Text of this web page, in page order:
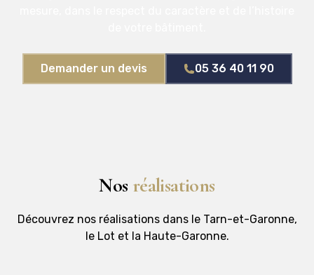
Demander un devis 05 36 40 11 90
Nos réalisations
Découvrez nos réalisations dans le Tarn-et-Garonne,
le Lot et la Haute-Garonne.